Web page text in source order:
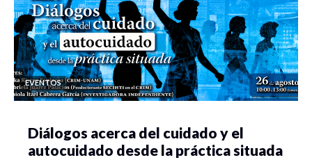
EVENTOS
Diálogos acerca del cuidado y el
autocuidado desde la práctica situada